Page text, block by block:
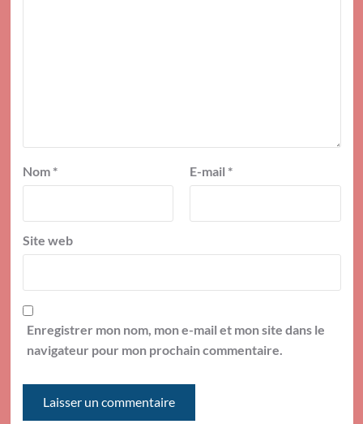
Nom * E-mail *
Site web
Enregistrer mon nom, mon e-mail et mon site dans le
navigateur pour mon prochain commentaire.